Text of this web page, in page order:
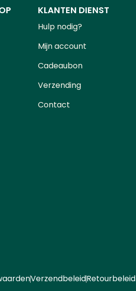
KLANTEN DIENST
Hulp nodig?
Mijn account
Cadeaubon
Verzending
Contact
VerzendbeleidRetourbeleid